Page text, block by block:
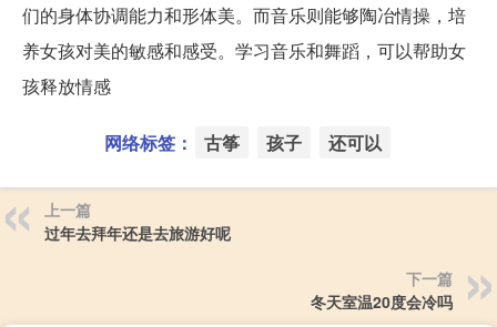
们的身体协调能力和形体美。而音乐则能够陶冶情操，培
养女孩对美的敏感和感受。学习音乐和舞蹈，可以帮助女
孩释放情感
网络标签： 古筝 孩子 还可以
上一篇
过年去拜年还是去旅游好呢
下一篇
冬天室温20度会冷吗